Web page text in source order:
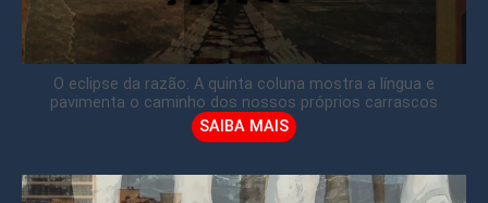
O eclipse da razão: A quinta coluna mostra a língua e
pavimenta o caminho dos nossos próprios carrascos
SAIBA MAIS